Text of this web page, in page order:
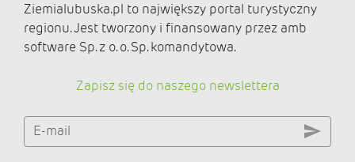
Ziemialubuska.pl to największy portal turystyczny
regionu. Jest tworzony i finansowany przez amb
software Sp. z o. o. Sp. komandytowa.
Zapisz się do naszego newslettera
E-mail